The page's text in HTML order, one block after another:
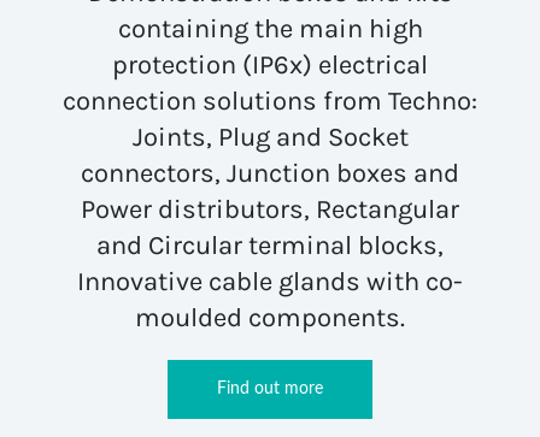
containing the main high
protection (IP6x) electrical
connection solutions from Techno:
Joints, Plug and Socket
connectors, Junction boxes and
Power distributors, Rectangular
and Circular terminal blocks,
Innovative cable glands with co-
moulded components.
Find out more